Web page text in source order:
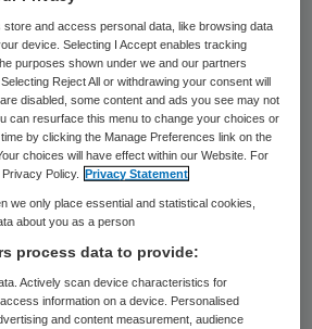
op de aangescherpte
de verloskunde zorg.
van de verloskundige zorg
met name de relatief hoge
te dringen, maken de
NVOG
voor een integrale
zorg. Het Leidse
uitvloeisel van
store and access personal data, like browsing data
device. Selecting I Accept enables tracking
purposes shown under we and our partners
Reject All or withdrawing your consent will
disabled, some content and ads you see may not
can resurface this menu to change your choices or
by clicking the Manage Preferences link on the
choices will have effect within our Website. For
Policy.
Privacy Statement
we only place essential and statistical cookies,
about you as a person
process data to provide:
Actively scan device characteristics for
information on a device. Personalised
and content measurement, audience